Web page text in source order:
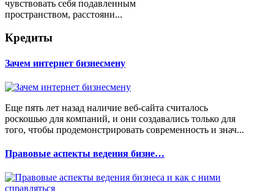
чувствовать себя подавленным
пространством, расстояни...
Кредиты
Зачем интернет бизнесмену
Еще пять лет назад наличие веб-сайта считалось
роскошью для компаний, и они создавались только для
того, чтобы продемонстрировать современность и знач...
Правовые аспекты ведения бизне…